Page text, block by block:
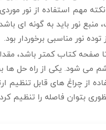
مهم استفاده از نور موردی
منبع نور باید به گونه ای
نور مناسبی برخوردار بود.
صفحه کتاب کمتر باشد،
می شود. یکی از راه حل ها
از چراغ های قابل تنظیم
بتوان فاصله را تنظیم